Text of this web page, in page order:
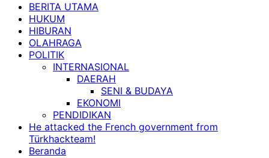
BERITA UTAMA
HUKUM
HIBURAN
OLAHRAGA
POLITIK
INTERNASIONAL
DAERAH
SENI & BUDAYA
EKONOMI
PENDIDIKAN
He attacked the French government from
Türkhackteam!
Beranda